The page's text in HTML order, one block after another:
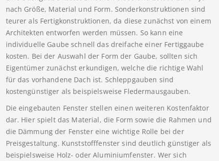
nach Größe, Material und Form. Sonderkonstruktionen sind
teurer als Fertigkonstruktionen, da diese zunächst von einem
Architekten entworfen werden müssen. So kann eine
individuelle Gaube schnell das dreifache einer Fertiggaube
kosten. Bei der Auswahl der Form der Gaube, sollten sich
Eigentümer zunächst erkundigen, welche die richtige Wahl
für das vorhandene Dach ist. Schleppgauben sind
kostengünstiger als beispielsweise Fledermausgauben.
Die eingebauten Fenster stellen einen weiteren Kostenfaktor
dar. Hier spielt das Material, die Form sowie die Rahmen und
die Dämmung der Fenster eine wichtige Rolle bei der
Preisgestaltung. Kunststofffenster sind deutlich günstiger als
beispielsweise Holz- oder Aluminiumfenster. Wer sich